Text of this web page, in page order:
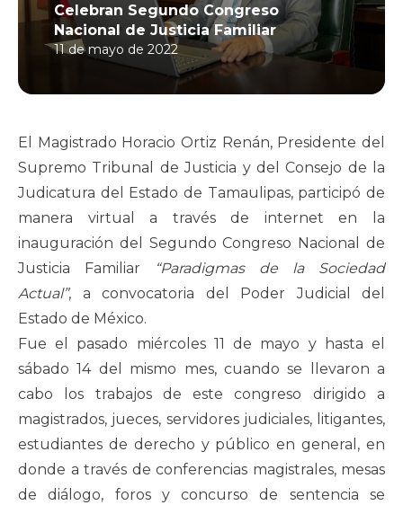
Celebran Segundo Congreso
Nacional de Justicia Familiar
11 de mayo de 2022
El Magistrado Horacio Ortiz Renán, Presidente del
Supremo Tribunal de Justicia y del Consejo de la
Judicatura del Estado de Tamaulipas, participó de
manera virtual a través de internet en la
inauguración del Segundo Congreso Nacional de
Justicia Familiar
“Paradigmas de la Sociedad
Actual”, a convocatoria del Poder Judicial del
Estado de México.
Fue el pasado miércoles 11 de mayo y hasta el
sábado 14 del mismo mes, cuando se llevaron a
cabo los trabajos de este congreso dirigido a
magistrados, jueces, servidores judiciales, litigantes,
estudiantes de derecho y público en general, en
donde a través de conferencias magistrales, mesas
de diálogo, foros y concurso de sentencia se